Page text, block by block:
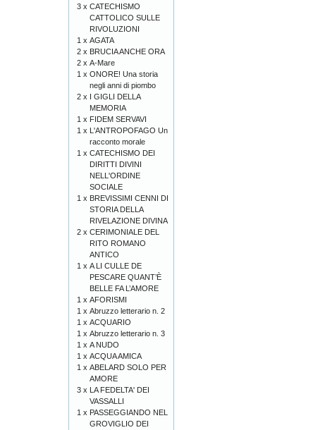
3 x CATECHISMO
CATTOLICO SULLE
RIVOLUZIONI
1 x AGATA
2 x BRUCIA ANCHE ORA
2 x A-Mare
1 x ONORE! Una storia
negli anni di piombo
2 x I GIGLI DELLA
MEMORIA
1 x FIDEM SERVAVI
1 x L'ANTROPOFAGO Un
racconto morale
1 x CATECHISMO DEI
DIRITTI DIVINI
NELL'ORDINE
SOCIALE
1 x BREVISSIMI CENNI DI
STORIA DELLA
RIVELAZIONE DIVINA
2 x CERIMONIALE DEL
RITO ROMANO
ANTICO
1 x A LI CULLE DE
PESCARE QUANT’È
BELLE FA L’AMORE
1 x AFORISMI
1 x Abruzzo letterario n. 2
1 x ACQUARIO
1 x Abruzzo letterario n. 3
1 x A NUDO
1 x ACQUA AMICA
1 x ABELARD SOLO PER
AMORE
3 x LA FEDELTA' DEI
VASSALLI
1 x PASSEGGIANDO NEL
GROVIGLIO DEI